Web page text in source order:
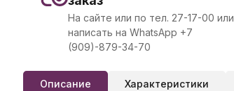
На сайте или по тел. 27-17-00 или
написать на WhatsApp +7
(909)-879-34-70
Описание Характеристики